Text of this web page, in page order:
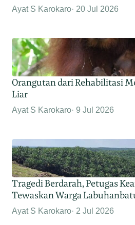
Ayat S Karokaro 20 Jul 2026
Orangutan dari Rehabilitasi
Liar
Ayat S Karokaro 9 Jul 2026
Tragedi Berdarah, Petugas
Tewaskan Warga
Ayat S Karokaro 2 Jul 2026